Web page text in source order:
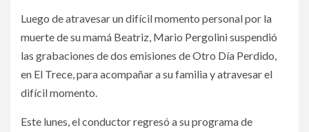
Luego de atravesar un difícil momento personal por la
muerte de su mamá Beatriz, Mario Pergolini suspendió
las grabaciones de dos emisiones de Otro Día Perdido,
en El Trece, para acompañar a su familia y atravesar el
difícil momento.
Este lunes, el conductor regresó a su programa de